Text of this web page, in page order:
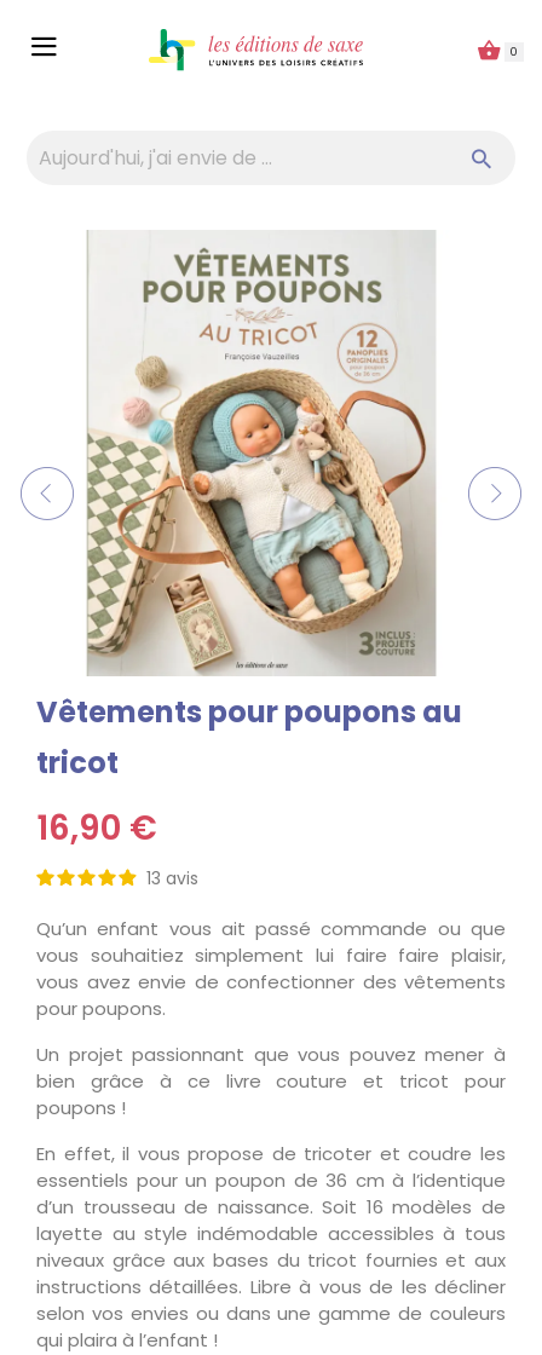
0
Vêtements pour poupons au
tricot
16,90 €
13 avis
Qu’un enfant vous ait passé commande ou que
vous souhaitiez simplement lui faire faire plaisir,
vous avez envie de confectionner des vêtements
pour poupons.
Un projet passionnant que vous pouvez mener à
bien grâce à ce livre couture et tricot pour
poupons !
En effet, il vous propose de tricoter et coudre les
essentiels pour un poupon de 36 cm à l’identique
d’un trousseau de naissance. Soit 16 modèles de
layette au style indémodable accessibles à tous
niveaux grâce aux bases du tricot fournies et aux
instructions détaillées. Libre à vous de les décliner
selon vos envies ou dans une gamme de couleurs
qui plaira à l’enfant !